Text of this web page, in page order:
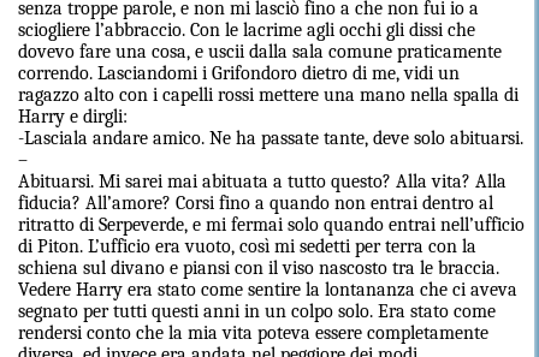
senza troppe parole, e non mi lasciò fino a che non fui io a
sciogliere l’abbraccio. Con le lacrime agli occhi gli dissi che
dovevo fare una cosa, e uscii dalla sala comune praticamente
correndo. Lasciandomi i Grifondoro dietro di me, vidi un
ragazzo alto con i capelli rossi mettere una mano nella spalla di
Harry e dirgli:
-Lasciala andare amico. Ne ha passate tante, deve solo abituarsi.
–
Abituarsi. Mi sarei mai abituata a tutto questo? Alla vita? Alla
fiducia? All’amore? Corsi fino a quando non entrai dentro al
ritratto di Serpeverde, e mi fermai solo quando entrai nell’ufficio
di Piton. L’ufficio era vuoto, così mi sedetti per terra con la
schiena sul divano e piansi con il viso nascosto tra le braccia.
Vedere Harry era stato come sentire la lontananza che ci aveva
segnato per tutti questi anni in un colpo solo. Era stato come
rendersi conto che la mia vita poteva essere completamente